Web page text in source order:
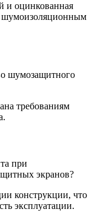
и оцинкованная
шумоизоляционным
шумозащитного
требованиям
при
экранов?
конструкции, что
эксплуатации.